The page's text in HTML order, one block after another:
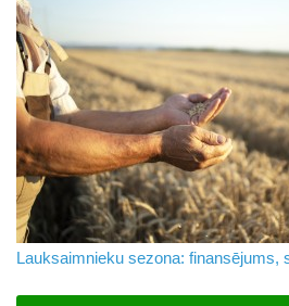
Lauksaimnieku sezona: finansējums,